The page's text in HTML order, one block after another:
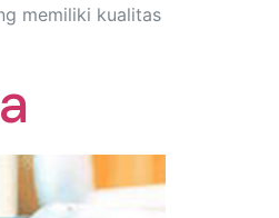
memiliki kualitas